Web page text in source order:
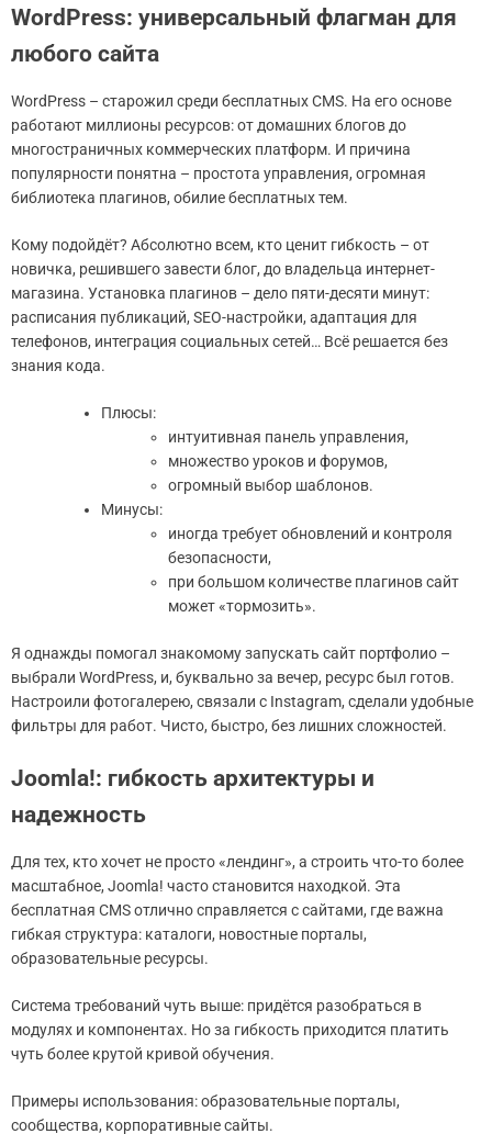
WordPress: универсальный флагман для
любого сайта
WordPress – cтарожил среди бесплатных CMS. На его основе
работают миллионы ресурсов: от домашних блогов до
многостраничных коммерческих платформ. И причина
популярности понятна – простота управления, огромная
библиотека плагинов, обилие бесплатных тем.
Кому подойдёт? Абсолютно всем, кто ценит гибкость – от
новичка, решившего завести блог, до владельца интернет-
магазина. Установка плагинов – дело пяти-десяти минут:
расписания публикаций, SEO-настройки, адаптация для
телефонов, интеграция социальных сетей… Всё решается без
знания кода.
Плюсы:
интуитивная панель управления,
множество уроков и форумов,
огромный выбор шаблонов.
Минусы:
иногда требует обновлений и контроля
безопасности,
при большом количестве плагинов сайт
может «тормозить».
Я однажды помогал знакомому запускать сайт портфолио –
выбрали WordPress, и, буквально за вечер, ресурс был готов.
Настроили фотогалерею, связали с Instagram, сделали удобные
фильтры для работ. Чисто, быстро, без лишних сложностей.
Joomla!: гибкость архитектуры и
надежность
Для тех, кто хочет не просто «лендинг», а строить что-то более
масштабное, Joomla! часто становится находкой. Эта
бесплатная CMS отлично справляется с сайтами, где важна
гибкая структура: каталоги, новостные порталы,
образовательные ресурсы.
Система требований чуть выше: придётся разобраться в
модулях и компонентах. Но за гибкость приходится платить
чуть более крутой кривой обучения.
Примеры использования: образовательные порталы,
сообщества, корпоративные сайты.